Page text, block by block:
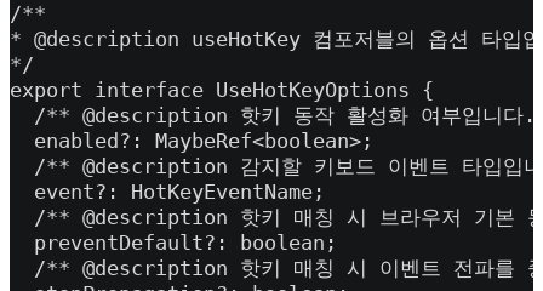
/**
* @description useHotKey 컴포저블의 옵션 타입
*/
export interface UseHotKeyOptions {
/** @description 핫키 동작 활성화 여부입니다.
  enabled?: MaybeRef<boolean>;
/** @description 감지할 키보드 이벤트 타입입
  event?: HotKeyEventName;
/** @description 핫키 매칭 시 브라우저 기본
  preventDefault?: boolean;
/** @description 핫키 매칭 시 이벤트 전파를